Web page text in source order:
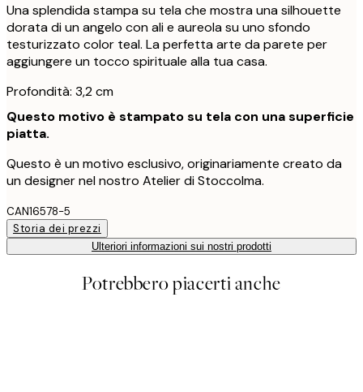
Una splendida stampa su tela che mostra una silhouette
dorata di un angelo con ali e aureola su uno sfondo
testurizzato color teal. La perfetta arte da parete per
aggiungere un tocco spirituale alla tua casa.
Profondità: 3,2 cm
Questo motivo è stampato su tela con una superficie
piatta.
Questo è un motivo esclusivo, originariamente creato da
un designer nel nostro Atelier di Stoccolma.
CAN16578-5
Storia dei prezzi
Ulteriori informazioni sui nostri prodotti
Potrebbero piacerti anche